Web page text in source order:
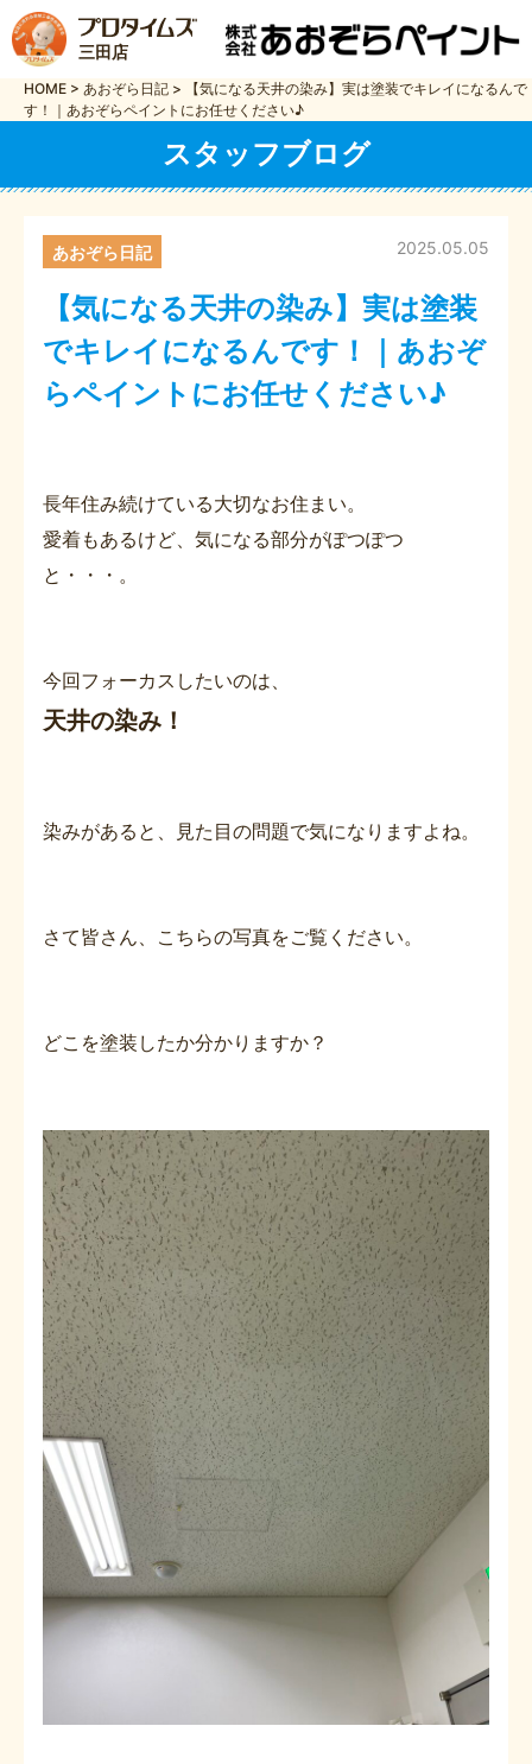
三田店
HOME > あおぞら日記 >
【気になる天井の染み】実は塗装でキレイになるんで
す！｜あおぞらペイントにお任せください♪
スタッフブログ
【気になる天井の染み】実は塗装
でキレイになるんです！｜あおぞ
らペイントにお任せください♪
2025.05.05
あおぞら日記
長年住み続けている大切なお住まい。
愛着もあるけど、気になる部分がぽつぽつ
と・・・。
今回フォーカスしたいのは、
天井の染み！
染みがあると、見た目の問題で気になりますよね。
さて皆さん、こちらの写真をご覧ください。
どこを塗装したか分かりますか？